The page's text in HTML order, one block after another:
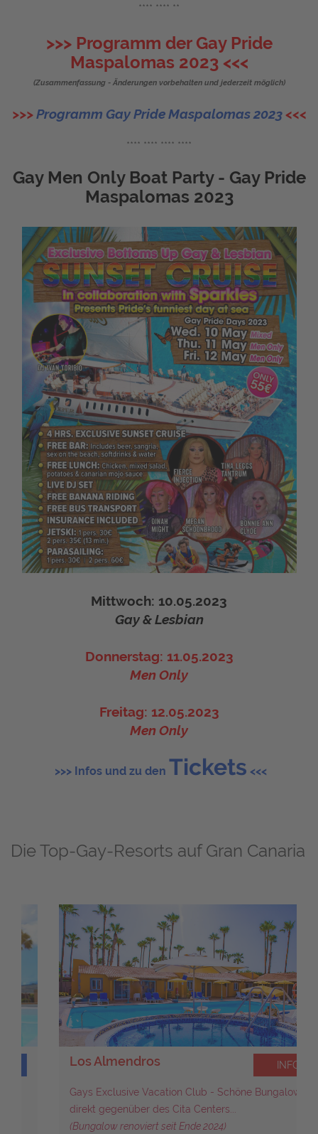
**** **** **
>>> Programm der Gay Pride
Maspalomas 2023 <<<
(Zusammenfassung - Änderungen vorbehalten und jederzeit möglich)
>>>Programm Gay Pride Maspalomas 2023<<<
**** **** **** ****
Gay Men Only Boat Party - Gay Pride
Maspalomas 2023
Mittwoch: 10.05.2023
Gay & Lesbian
Donnerstag: 11.05.2023
Men Only
Freitag: 12.05.2023
Men Only
>>> Infos und zu den Tickets <<<
Die Top-Gay-Resorts auf Gran Canaria
Los Almendros
Gays Exclusive Vacation Club - Schöne Bungalows
direkt gegenüber des Cita Centers...
(Bungalow renoviert seit Ende 2024)